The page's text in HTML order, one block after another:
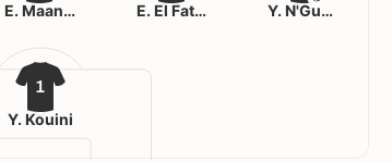
1
Y. Kouini
E. Maanrifa
E. El Fattahi
Y. N'Guessan